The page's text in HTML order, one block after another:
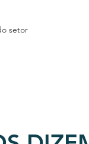
setor